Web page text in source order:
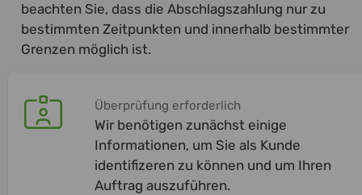
beachten Sie, dass die Abschlagszahlung nur zu
bestimmten Zeitpunkten und innerhalb bestimmter
Grenzen möglich ist.
Überprüfung erforderlich
Wir benötigen zunächst einige
Informationen, um Sie als Kunde
identifizeren zu können und um Ihren
Auftrag auszuführen.